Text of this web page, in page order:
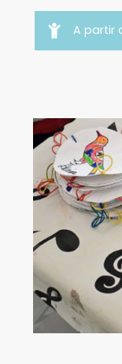
A partir